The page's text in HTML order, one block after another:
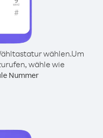
wählen.Um
wähle wie
Nummer